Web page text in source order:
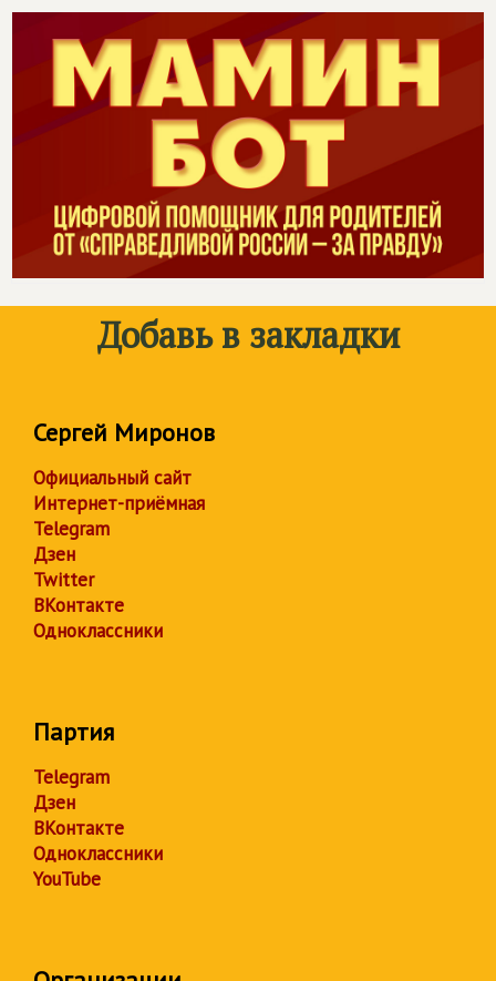
Добавь в закладки
Сергей Миронов
Официальный сайт
Интернет-приёмная
Telegram
Дзен
Twitter
ВКонтакте
Одноклассники
Партия
Telegram
Дзен
ВКонтакте
Одноклассники
YouTube